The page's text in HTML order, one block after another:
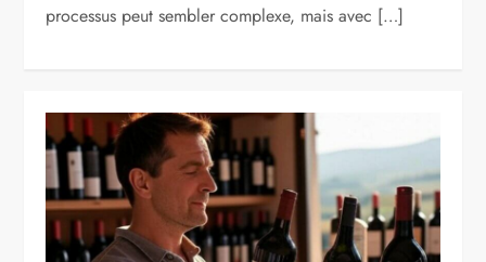
processus peut sembler complexe, mais avec […]